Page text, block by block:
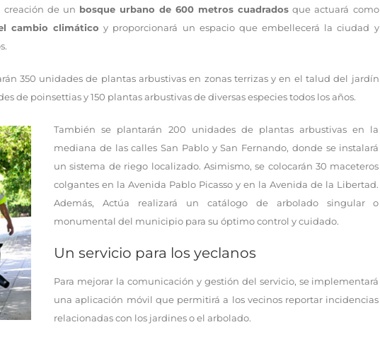
creación de un bosque urbano de 600 metros cuadrados que actuará como
cambio climático y proporcionará un espacio que embellecerá la ciudad y
350 unidades de plantas arbustivas en zonas terrizas y en el talud del jardín
de poinsettias y 150 plantas arbustivas de diversas especies todos los años.
También se plantarán 200 unidades de plantas arbustivas en la
mediana de las calles San Pablo y San Fernando, donde se instalará
un sistema de riego localizado. Asimismo, se colocarán 30 maceteros
colgantes en la Avenida Pablo Picasso y en la Avenida de la Libertad.
Además, Actúa realizará un catálogo de arbolado singular o
monumental del municipio para su óptimo control y cuidado.
Un servicio para los yeclanos
Para mejorar la comunicación y gestión del servicio, se implementará
una aplicación móvil que permitirá a los vecinos reportar incidencias
relacionadas con los jardines o el arbolado.